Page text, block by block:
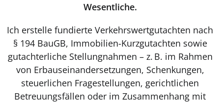
Wesentliche.
Ich erstelle fundierte Verkehrswertgutachten nach
§ 194 BauGB, Immobilien-Kurzgutachten sowie
gutachterliche Stellungnahmen – z. B. im Rahmen
von Erbauseinandersetzungen, Schenkungen,
steuerlichen Fragestellungen, gerichtlichen
Betreuungsfällen oder im Zusammenhang mit